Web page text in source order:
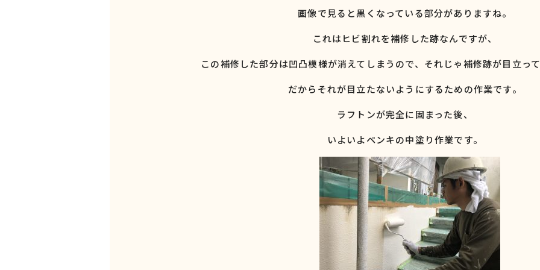
画像で見ると黒くなっている部分がありますね。
これはヒビ割れを補修した跡なんですが、
この補修した部分は凹凸模様が消えてしまうので、それじゃ補修跡が目立って
だからそれが目立たないようにするための作業です。
ラフトンが完全に固まった後、
いよいよペンキの中塗り作業です。